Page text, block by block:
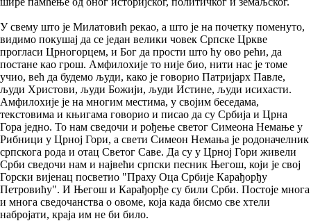
У свему што је Милатовић рекао, а што је на почетку поменуто,
видимо покушај да се један велики човек Српске Цркве
прогласи Црногорцем, и Бог да прости што ћу ово рећи, да
постане као грош. Амфилохије то није био, нити нас је томе
учио, већ да будемо људи, како је говорио Патријарх Павле,
људи Христови, људи Божији, људи Истине, људи исихасти.
Амфилохије је на многим местима, у својим беседама,
текстовима и књигама говорио и писао да су Србија и Црна
Гора једно. То нам сведочи и рођење светог Симеона Немање у
Рибници у Црној Гори, а свети Симеон Немања је родоначелник
српскога рода и отац Светог Саве. Да су у Црној Гори живели
Срби сведочи нам и највећи српски песник Његош, који је свој
Горски вијенац посветио "Праху Оца Србије Карађорђу
Петровићу". И Његош и Карађорђе су били Срби. Постоје многа
и многа сведочанства о овоме, која када бисмо све хтели
набројати, краја им не би било.